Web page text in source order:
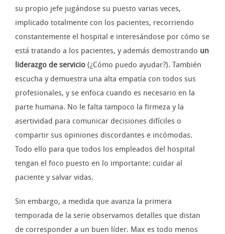
su propio jefe jugándose su puesto varias veces,
implicado totalmente con los pacientes, recorriendo
constantemente el hospital e interesándose por cómo se
está tratando a los pacientes, y además demostrando un
liderazgo de servicio (¿Cómo puedo ayudar?). También
escucha y demuestra una alta empatía con todos sus
profesionales, y se enfoca cuando es necesario en la
parte humana. No le falta tampoco la firmeza y la
asertividad para comunicar decisiones difíciles o
compartir sus opiniones discordantes e incómodas.
Todo ello para que todos los empleados del hospital
tengan el foco puesto en lo importante: cuidar al
paciente y salvar vidas.
Sin embargo, a medida que avanza la primera
temporada de la serie observamos detalles que distan
de corresponder a un buen líder. Max es todo menos